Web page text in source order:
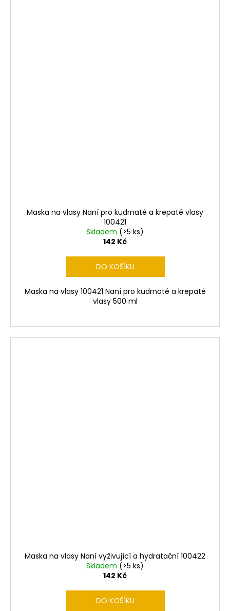
Maska na vlasy Naní pro kudrnaté a krepaté vlasy
100421
Skladem (>5 ks)
142 Kč
DO KOŠÍKU
Maska na vlasy 100421 Naní pro kudrnaté a krepaté
vlasy 500 ml
Maska na vlasy Naní vyživující a hydratační 100422
Skladem (>5 ks)
142 Kč
DO KOŠÍKU